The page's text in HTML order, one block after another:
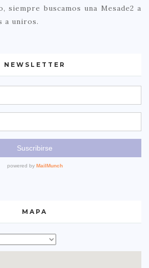
siempre buscamos una Mesade2 a
a uniros.
NEWSLETTER
MAPA